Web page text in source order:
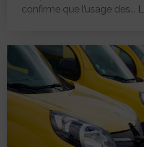
confirme que l’usage des...